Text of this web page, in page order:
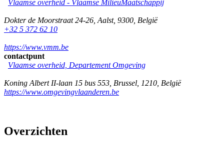
Vlaamse overheid - Vlaamse MilieuMaatschappij
Dokter de Moorstraat 24-26 Aalst, 9300 België
+32 5 372 62 10
https://www.vmm.be
contactpunt
Vlaamse overheid, Departement Omgeving
Koning Albert II-laan 15 bus 553 Brussel 1210 België
https://www.omgevingvlaanderen.be
Overzichten